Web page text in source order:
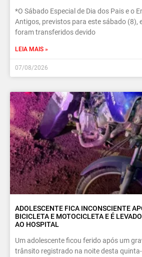
*O Sábado Especial de Dia dos Pais e o
Antigos, previstos para este sábado (8),
foram transferidos devido
LEIA MAIS »
07/08/2026
ADOLESCENTE FICA INCONSCIENTE
BICICLETA E MOTOCICLETA E É
AO HOSPITAL
Um adolescente ficou ferido após um
trânsito registrado na noite desta